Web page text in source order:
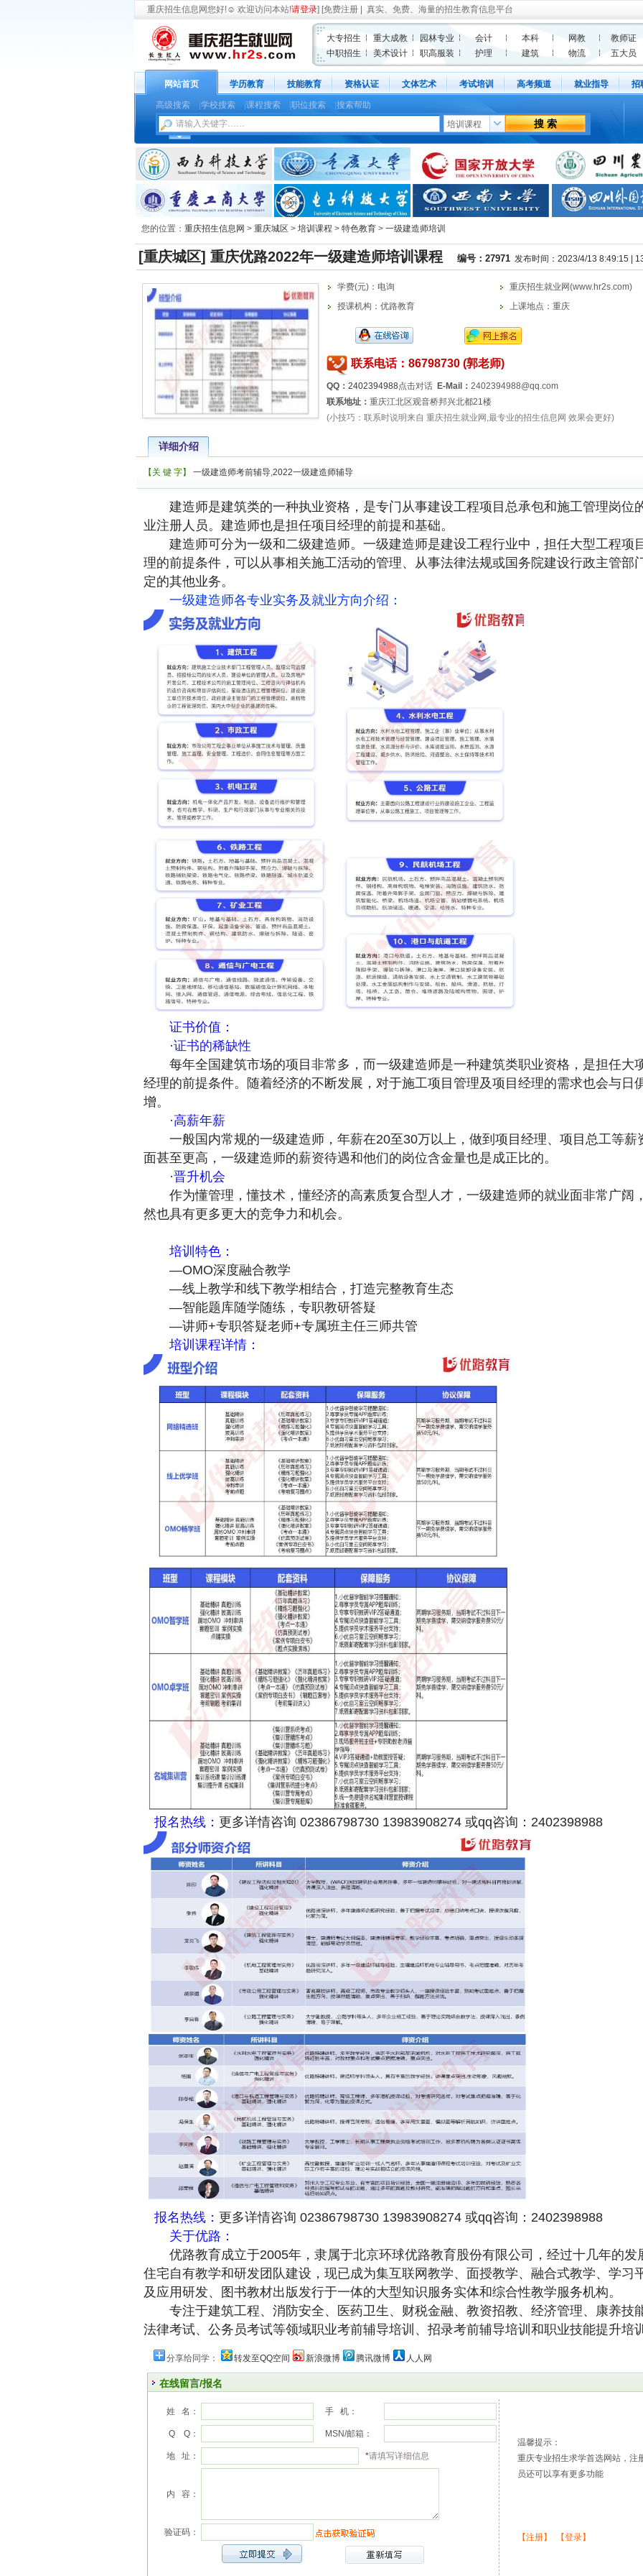
重庆招生信息网您好!☺ 欢迎访问本站!请登录] [免费注册 | 真实、免费、海量的招生教育信息平台
大专招生 重大成教 园林专业 会计 本科 网教 教师证
中职招生
美术设计 职高服装 护理 建筑 物流 五大员
网站首页 学历教育 技能教育 资格认证 文体艺术 考试培训 高考频道 就业指导 招
高级搜索 学校搜索 课程搜索 职位搜索 搜索帮助
您的位置： 重庆招生信息网 > 重庆城区 > 培训课程 > 特色教育 > 一级建造师培训
[重庆城区] 重庆优路2022年一级建造师培训课程 编号： 27971 发布时间：2023/4/13 8:49:15 |
学费(元)：电询
重庆招生就业网(www.hr2s.com)
授课机构：优路教育
上课地点：重庆
联系电话：86798730 (郭老师)
QQ： 2402394988点击对话 E-Mail： 2402394988@qq.com
联系地址： 重庆江北区观音桥邦兴北都21楼
(小技巧：联系时说明来自 重庆招生就业网,最专业的招生信息网 效果会更好)
详细介绍
【关 键 字】 一级建造师考前辅导,2022一级建造师辅导
建造师是建筑类的一种执业资格，是专门从事建设工程项目总承包和施工管理岗位
业注册人员。建造师也是担任项目经理的前提和基础。
建造师可分为一级和二级建造师。一级建造师是建设工程行业中，担任大型工程项
理的前提条件，可以从事相关施工活动的管理、从事法律法规或国务院建设行政主管部
定的其他业务。
一级建造师各专业实务及就业方向介绍：
证书价值：
·证书的稀缺性
每年全国建筑市场的项目非常多，而一级建造师是一种建筑类职业资格，是担任大
经理的前提条件。随着经济的不断发展，对于施工项目管理及项目经理的需求也会与日
增。
·高薪年薪
一般国内常规的一级建造师，年薪在20至30万以上，做到项目经理、项目总工等薪
面甚至更高，一级建造师的薪资待遇和他们的岗位含金量也是成正比的。
·晋升机会
作为懂管理，懂技术，懂经济的高素质复合型人才，一级建造师的就业面非常广阔
然也具有更多更大的竞争力和机会。
培训特色：
—OMO深度融合教学
—线上教学和线下教学相结合，打造完整教育生态
—智能题库随学随练，专职教研答疑
—讲师+专职答疑老师+专属班主任三师共管
培训课程详情：
报名热线： 更多详情咨询 02386798730 13983908274 或qq咨询：2402398988
报名热线： 更多详情咨询 02386798730 13983908274 或qq咨询：2402398988
关于优路：
优路教育成立于2005年，隶属于北京环球优路教育股份有限公司，经过十几年的发
住宅自有教学和研发团队建设，现已成为集互联网教学、面授教学、融合式教学、学习
及应用研发、图书教材出版发行于一体的大型知识服务实体和综合性教学服务机构。
专注于建筑工程、消防安全、医药卫生、财税金融、教资招教、经济管理、康养技能
法律考试、公务员考试等领域职业考前辅导培训、招录考前辅导培训和职业技能提升培训
分享给同学： 转发至QQ空间 新浪微博 腾讯微博 人人网
在线留言/报名
姓 名： 手 机：
Q Q： MSN/邮箱：
地 址： *请填写详细信息
内 容：
验证码：
温馨提示：
重庆专业招生求学首选网站，注
员还可以享有更多功能
【注册】 【登录】